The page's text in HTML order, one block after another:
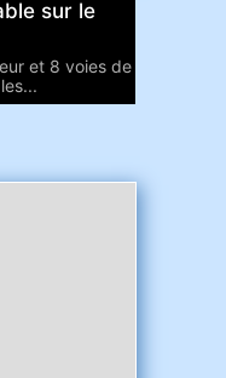
sur le
et 8 voies de